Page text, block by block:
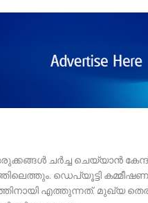
ചർച്ച ചെയ്യാൻ
ഡെപ്യൂട്ടി
എത്തുന്നത്. മുഖ്യ